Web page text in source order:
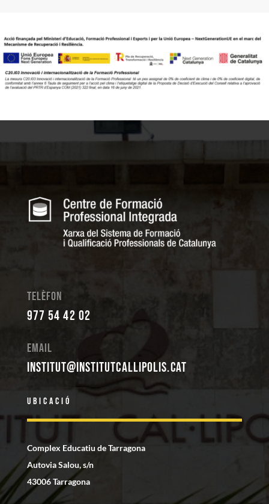
Telèfon
977 54 42 02
Email
institut@institutcallipolis.cat
Ubicació
Complex Educatiu de Tarragona
Autovia Salou, s/n
43006 Tarragona